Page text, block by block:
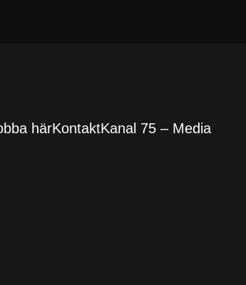
härKontaktKanal 75 – Media